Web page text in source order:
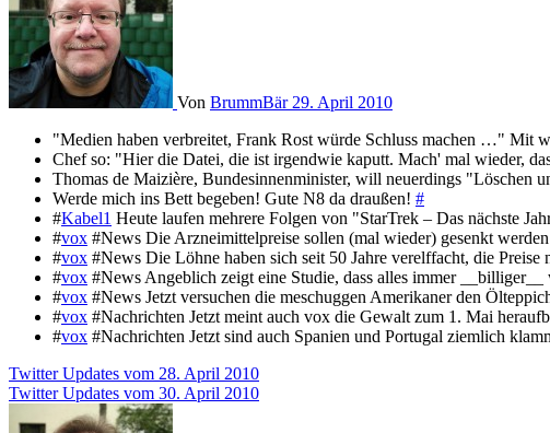
Von BrummBär 29. April 2010
"Medien haben verbreitet, Frank Rost würde Schluss machen …" Mit
Chef so: "Hier die Datei, die ist irgendwie kaputt. Mach' mal wieder,
Thomas de Maizière, Bundesinnenminister, will neuerdings "Löschen
Werde mich ins Bett begeben! Gute N8 da draußen! #
#Kabel1 Heute laufen mehrere Folgen von "StarTrek – Das nächste
#vox #News Die Arzneimittelpreise sollen (mal wieder) gesenkt
#vox #News Die Löhne haben sich seit 50 Jahre verelffacht, die
#vox #News Angeblich zeigt eine Studie, dass alles immer
#vox #News Jetzt versuchen die meschuggen Amerikaner den
#vox #Nachrichten Jetzt meint auch vox die Gewalt zum 1. Mai
#vox #Nachrichten Jetzt sind auch Spanien und Portugal ziemlich
Beitragsnavigation
Twitter Updates vom 28. April 2010
Twitter Updates vom 30. April 2010